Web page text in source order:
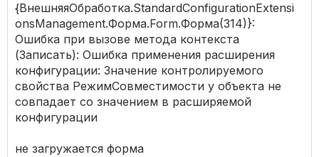
{ВнешняяОбработка.StandardConfigurationExtensi
onsManagement.Форма.Form.Форма(314)}:
Ошибка при вызове метода контекста
(Записать): Ошибка применения расширения
конфигурации: Значение контролируемого
свойства РежимСовместимости у объекта не
совпадает со значением в расширяемой
конфигурации
не загружается форма